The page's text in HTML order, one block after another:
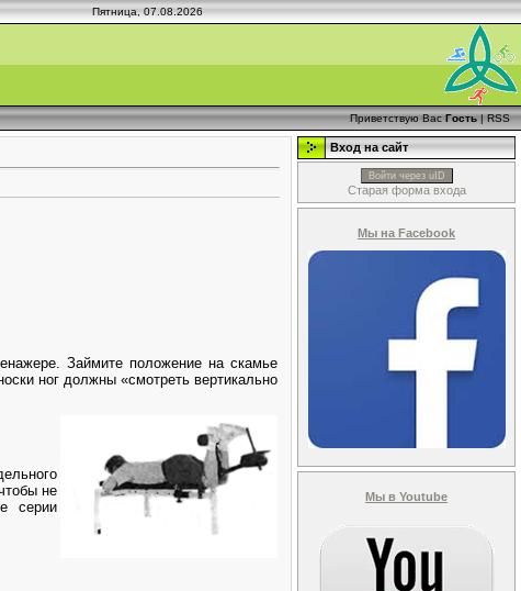
Пятница, 07.08.2026
Приветствую Вас Гость|RSS
Займите положение на скамье
ног должны «смотреть вертикально
не
серии
Вход на сайт
Войти через uID
Старая форма входа
Мы на Facebook
Мы в Youtube